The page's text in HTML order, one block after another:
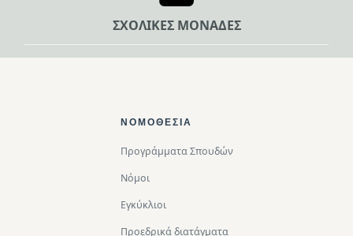
ΣΧΟΛΙΚΕΣ ΜΟΝΑΔΕΣ
ΝΟΜΟΘΕΣΊΑ
Προγράμματα Σπουδών
Νόμοι
Εγκύκλιοι
Προεδρικά διατάγματα